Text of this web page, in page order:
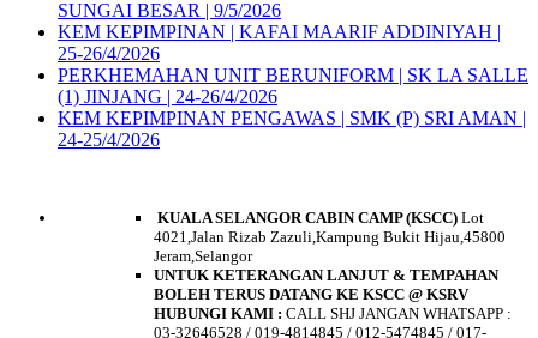
SUNGAI BESAR | 9/5/2026
KEM KEPIMPINAN | KAFAI MAARIF ADDINIYAH |
25-26/4/2026
PERKHEMAHAN UNIT BERUNIFORM | SK LA SALLE
(1) JINJANG | 24-26/4/2026
KEM KEPIMPINAN PENGAWAS | SMK (P) SRI AMAN |
24-25/4/2026
KUALA SELANGOR CABIN CAMP (KSCC) Lot
4021,Jalan Rizab Zazuli,Kampung Bukit Hijau,45800
Jeram,Selangor
UNTUK KETERANGAN LANJUT & TEMPAHAN
BOLEH TERUS DATANG KE KSCC @ KSRV
HUBUNGI KAMI : CALL SHJ JANGAN WHATSAPP :
03-32646528 / 019-4814845 / 012-5474845 / 017-